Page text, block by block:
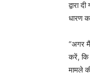
द्वारा
धारण
“अगर
करें, कि
मामले